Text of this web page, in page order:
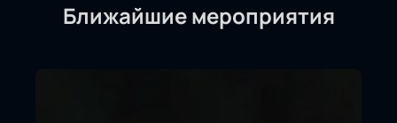
Ближайшие мероприятия